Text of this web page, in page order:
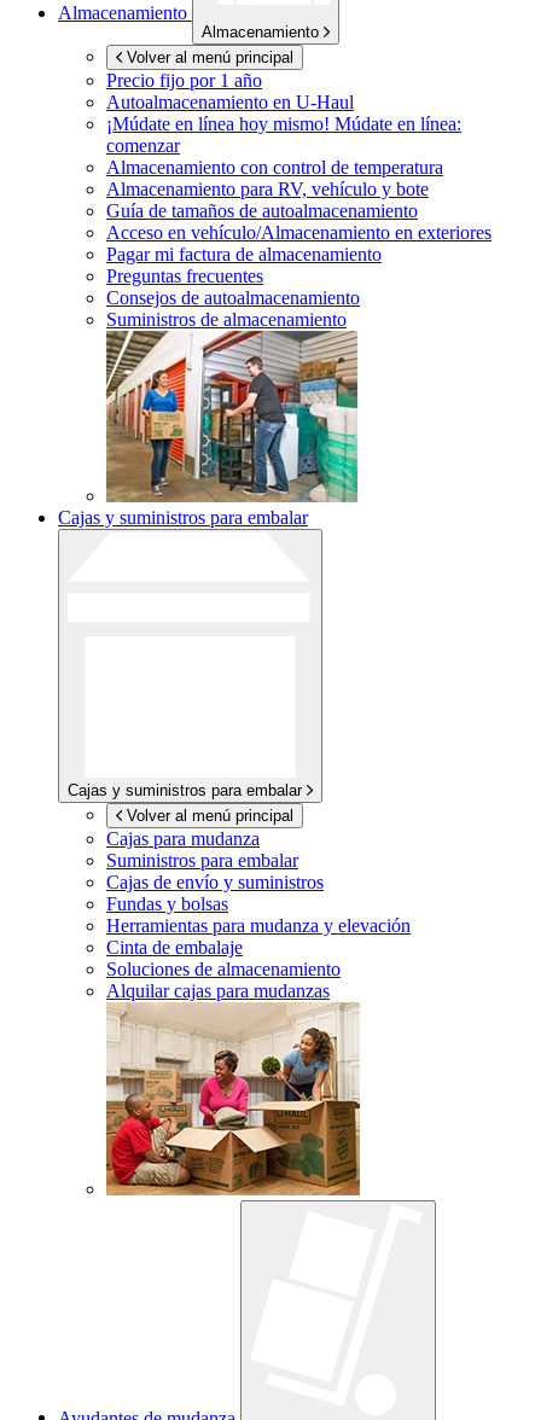
Almacenamiento
Almacenamiento
Volver al menú principal
Precio fijo por 1 año
Autoalmacenamiento en U-Haul
¡Múdate en línea hoy mismo! Múdate en línea:
comenzar
Almacenamiento con control de temperatura
Almacenamiento para RV, vehículo y bote
Guía de tamaños de autoalmacenamiento
Acceso en vehículo/Almacenamiento en exteriores
Pagar mi factura de almacenamiento
Preguntas frecuentes
Consejos de autoalmacenamiento
Suministros de almacenamiento
Cajas y suministros para embalar
Cajas y suministros para embalar
Volver al menú principal
Cajas para mudanza
Suministros para embalar
Cajas de envío y suministros
Fundas y bolsas
Herramientas para mudanza y elevación
Cinta de embalaje
Soluciones de almacenamiento
Alquilar cajas para mudanzas